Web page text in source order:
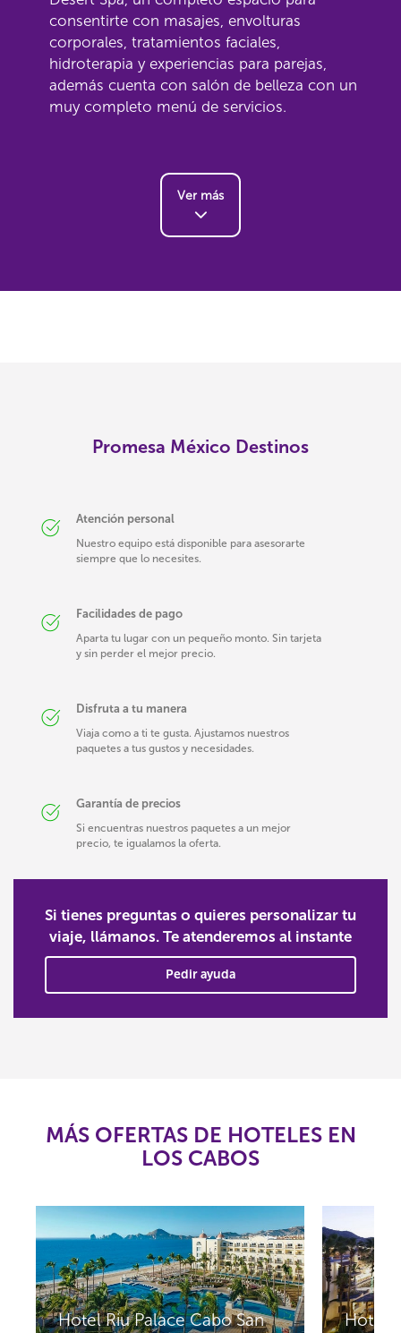
consentirte con masajes, envolturas
corporales, tratamientos faciales,
hidroterapia y experiencias para parejas,
además cuenta con salón de belleza con un
muy completo menú de servicios.
Ver más
Promesa México Destinos
Atención personal
Nuestro equipo está disponible para asesorarte
siempre que lo necesites.
Facilidades de pago
Aparta tu lugar con un pequeño monto. Sin tarjeta
y sin perder el mejor precio.
Disfruta a tu manera
Viaja como a ti te gusta. Ajustamos nuestros
paquetes a tus gustos y necesidades.
Garantía de precios
Si encuentras nuestros paquetes a un mejor
precio, te igualamos la oferta.
Si tienes preguntas o quieres personalizar tu
viaje, llámanos. Te atenderemos al instante
Pedir ayuda
MÁS OFERTAS DE HOTELES EN
LOS CABOS
Hotel Riu Palace Cabo San
Hotel